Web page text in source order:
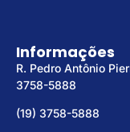
Informações
R. Pedro Antônio
3758-5888
(19) 3758-5888